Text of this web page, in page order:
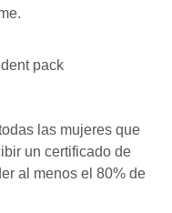
pack
las mujeres que
un certificado de
al menos el 80% de